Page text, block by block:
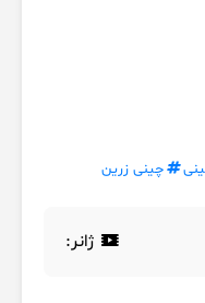
چینی زرین
ژانر: